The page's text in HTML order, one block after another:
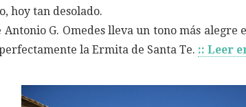
hoy tan desolado.
Antonio G. Omedes lleva un tono más alegre
la Ermita de Santa Te. :: Leer